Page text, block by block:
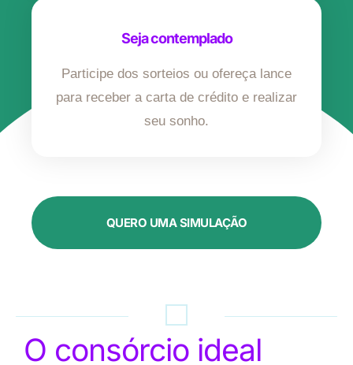
Seja contemplado
Participe dos sorteios ou ofereça lance
para receber a carta de crédito e realizar
seu sonho.
QUERO UMA SIMULAÇÃO
O consórcio ideal